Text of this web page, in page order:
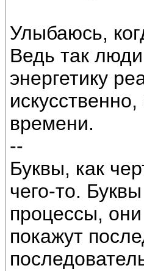
Улыбаюсь,
Ведь так
энергетику
времени.
--
Буквы, как
чего-то.
процессы,
покажут